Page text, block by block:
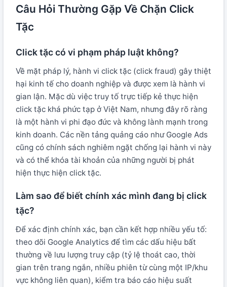
Câu Hỏi Thường Gặp Về Chặn Click
Tặc
Click tặc có vi phạm pháp luật không?
Về mặt pháp lý, hành vi click tặc (click fraud) gây thiệt
hại kinh tế cho doanh nghiệp và được xem là hành vi
gian lận. Mặc dù việc truy tố trực tiếp kẻ thực hiện
click tặc khá phức tạp ở Việt Nam, nhưng đây rõ ràng
là một hành vi phi đạo đức và không lành mạnh trong
kinh doanh. Các nền tảng quảng cáo như Google Ads
cũng có chính sách nghiêm ngặt chống lại hành vi này
và có thể khóa tài khoản của những người bị phát
hiện thực hiện click tặc.
Làm sao để biết chính xác mình đang bị click
tặc?
Để xác định chính xác, bạn cần kết hợp nhiều yếu tố:
theo dõi Google Analytics để tìm các dấu hiệu bất
thường về lưu lượng truy cập (tỷ lệ thoát cao, thời
gian trên trang ngắn, nhiều phiên từ cùng một IP/khu
vực không liên quan), kiểm tra báo cáo hiệu suất